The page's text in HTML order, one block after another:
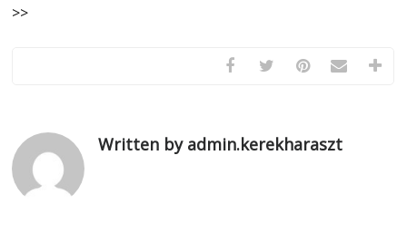
>>
Written by admin.kerekharaszt